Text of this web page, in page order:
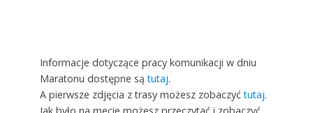
Informacje dotyczące pracy komunikacji w dniu
Maratonu dostępne sątutaj.
A pierwsze zdjęcia z trasy możesz zobaczyćtutaj.